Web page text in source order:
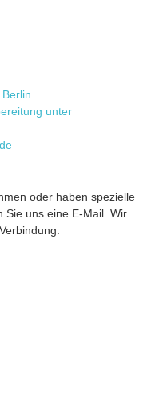
unter
oder haben spezielle
Sie uns eine E-Mail. Wir